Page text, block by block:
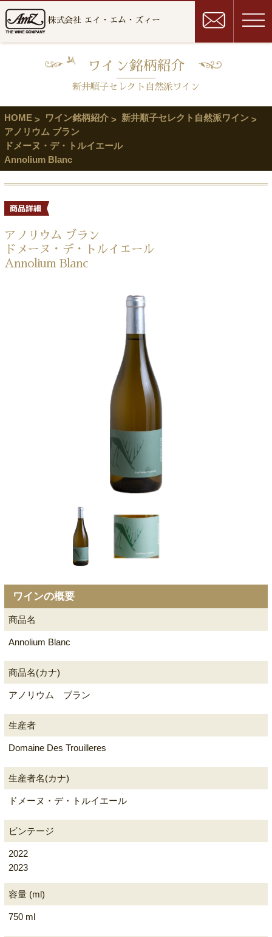
株式会社 エイ・エム・ズィー
ワイン銘柄紹介
新井順子セレクト自然派ワイン
HOME ワイン銘柄紹介
新井順子セレクト自然派ワイン
アノリウム ブラン
ドメーヌ・デ・トルイエール
Annolium Blanc
アノリウム ブラン
ドメーヌ・デ・トルイエール
Annolium Blanc
ワインの概要
商品名
Annolium Blanc
商品名(カナ)
アノリウム ブラン
生産者
Domaine Des Trouilleres
生産者名(カナ)
ドメーヌ・デ・トルイエール
ビンテージ
2022
2023
容量 (ml)
750 ml